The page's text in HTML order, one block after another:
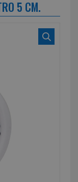
5 CM.